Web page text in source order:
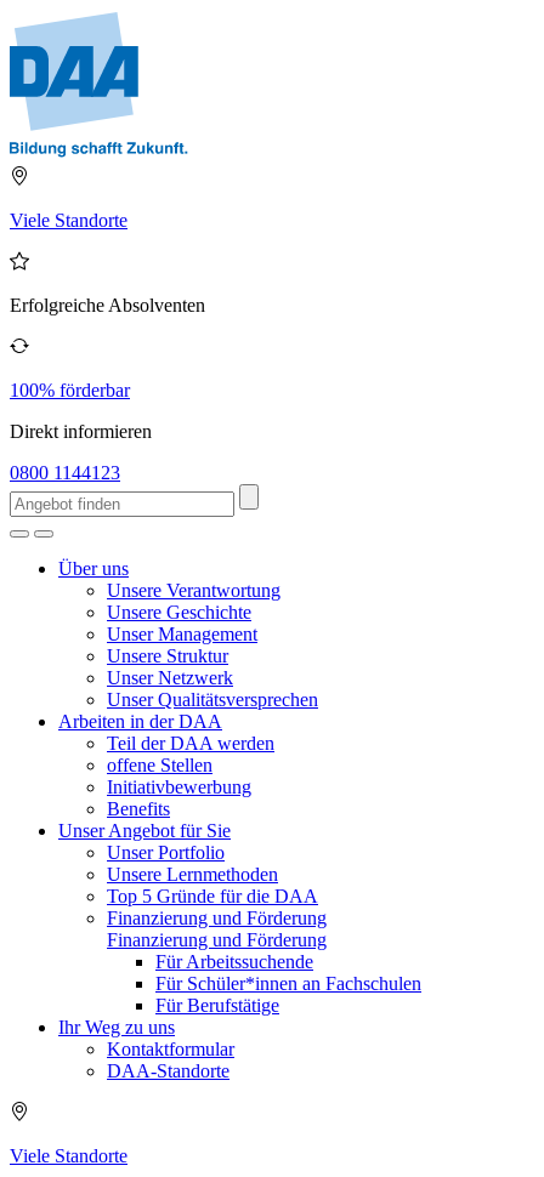
Viele Standorte
Erfolgreiche Absolventen
100% förderbar
Direkt informieren
0800 1144123
Über uns
Unsere Verantwortung
Unsere Geschichte
Unser Management
Unsere Struktur
Unser Netzwerk
Unser Qualitätsversprechen
Arbeiten in der DAA
Teil der DAA werden
offene Stellen
Initiativbewerbung
Benefits
Unser Angebot für Sie
Unser Portfolio
Unsere Lernmethoden
Top 5 Gründe für die DAA
Finanzierung und Förderung
Finanzierung und Förderung
Für Arbeitssuchende
Für Schüler*innen an Fachschulen
Für Berufstätige
Ihr Weg zu uns
Kontaktformular
DAA-Standorte
Viele Standorte